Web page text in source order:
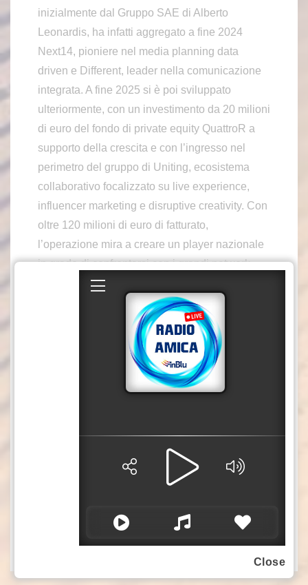
inizialmente dal Gruppo SAE di Alberto
Leonardis, ha infatti aggregato a fine 2024
Next14, pioniere nel media planning data
driven e Different, leader nella comunicazione
integrata. A fine 2025 si è poi sviluppato
ulteriormente, con un investimento da 20 milioni
di euro del fondo di private equity QuattroR a
supporto della crescita e con l’ingresso nel
perimetro del gruppo di Uniting, ecosistema
collaborativo focalizzato su live experience,
influencer marketing e disruptive creativity. Con
oltre 120 milioni di euro di fatturato,
l’operazione mira a creare un player nazionale
in grado di confrontarsi con i grandi network
multinazionali del marketing. “Be Closer nasce
oggi ed è il frutto di un lavoro di mesi, in cui
abbiamo integrato tre realtà molto solide della
comunicazione italiana e complementari tra
loro. Da oggi operano come un solo soggetto.
Questo non significa rinunciare all’eccellenza
mestiere (dagli eventi al media, dal retail alla
creatività), ma significa poter affiancare ai
mestieri specialistici una visione più olistica,
ceo di Be Closer.
xm4/mgg/sat/azn
Close